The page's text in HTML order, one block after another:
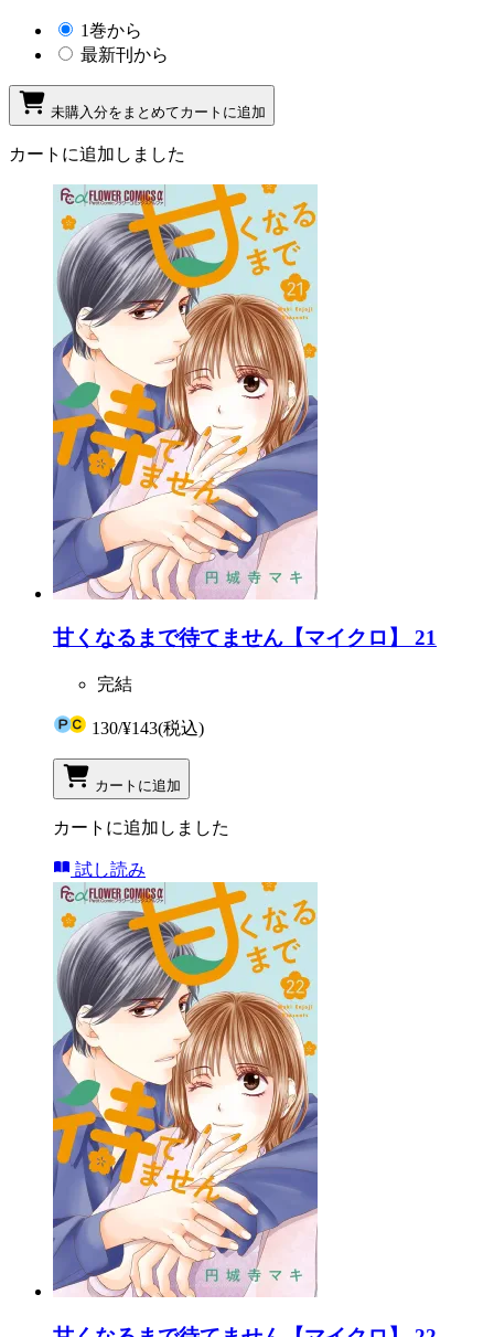
1巻から
最新刊から
未購入分をまとめてカートに追加
カートに追加しました
甘くなるまで待てません【マイクロ】 21
完結
130/¥143(税込)
カートに追加
カートに追加しました
試し読み